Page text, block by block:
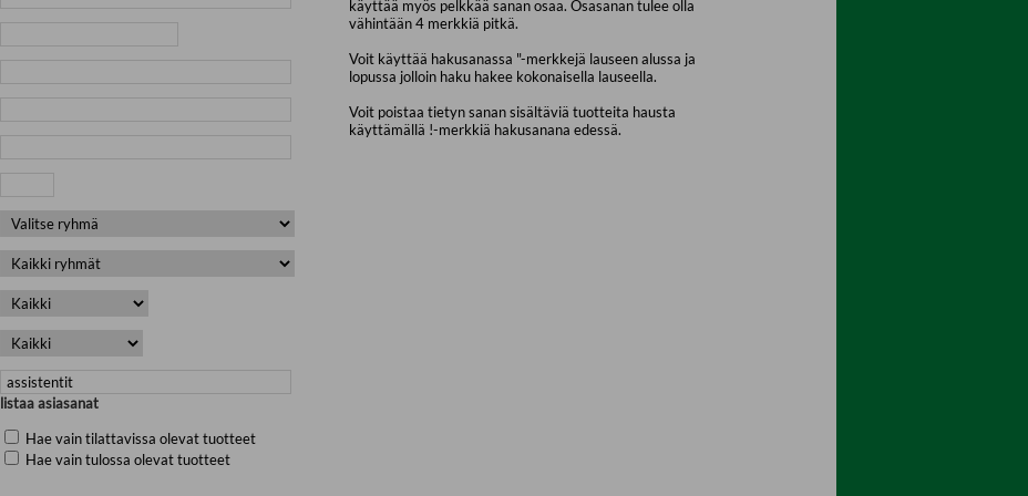
listaa asiasanat
Hae vain tilattavissa olevat tuotteet
Hae vain tulossa olevat tuotteet
käyttää myös pelkkää sanan osaa. Osasanan tulee olla
vähintään 4 merkkiä pitkä.
Voit käyttää hakusanassa "-merkkejä lauseen alussa ja
lopussa jolloin haku hakee kokonaisella lauseella.
Voit poistaa tietyn sanan sisältäviä tuotteita hausta
käyttämällä !-merkkiä hakusanana edessä.